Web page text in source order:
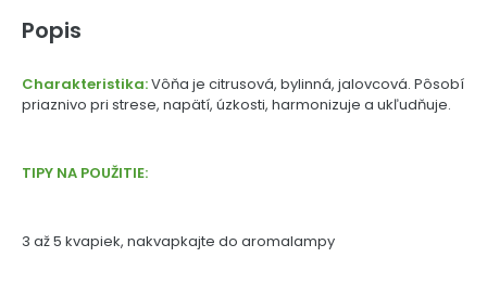
Popis
Charakteristika:Vôňa je citrusová, bylinná, jalovcová. Pôsobí
priaznivo pri strese, napätí, úzkosti, harmonizuje a ukľudňuje.
TIPY NA POUŽITIE:
3 až 5 kvapiek, nakvapkajte do aromalampy